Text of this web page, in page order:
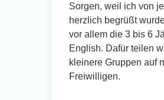
Sorgen, weil ich von
herzlich begrüßt
vor allem die 3 bis 6
English. Dafür teilen
kleinere Gruppen auf
Freiwilligen.